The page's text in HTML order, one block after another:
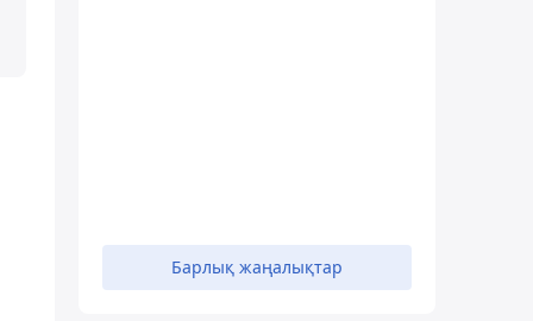
Барлық жаңалықтар